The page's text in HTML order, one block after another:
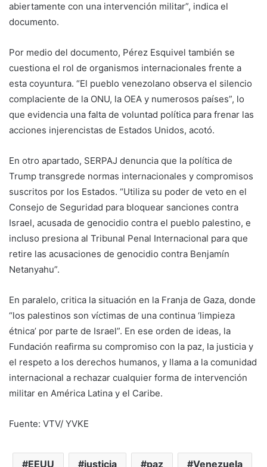
abiertamente con una intervención militar”, indica el
documento.
Por medio del documento, Pérez Esquivel también se
cuestiona el rol de organismos internacionales frente a
esta coyuntura. “El pueblo venezolano observa el silencio
complaciente de la ONU, la OEA y numerosos países”, lo
que evidencia una falta de voluntad política para frenar las
acciones injerencistas de Estados Unidos, acotó.
En otro apartado, SERPAJ denuncia que la política de
Trump transgrede normas internacionales y compromisos
suscritos por los Estados. “Utiliza su poder de veto en el
Consejo de Seguridad para bloquear sanciones contra
Israel, acusada de genocidio contra el pueblo palestino, e
incluso presiona al Tribunal Penal Internacional para que
retire las acusaciones de genocidio contra Benjamín
Netanyahu”.
En paralelo, critica la situación en la Franja de Gaza, donde
“los palestinos son víctimas de una continua ‘limpieza
étnica’ por parte de Israel”. En ese orden de ideas, la
Fundación reafirma su compromiso con la paz, la justicia y
el respeto a los derechos humanos, y llama a la comunidad
internacional a rechazar cualquier forma de intervención
militar en América Latina y el Caribe.
Fuente: VTV/ YVKE
EEUU justicia paz Venezuela